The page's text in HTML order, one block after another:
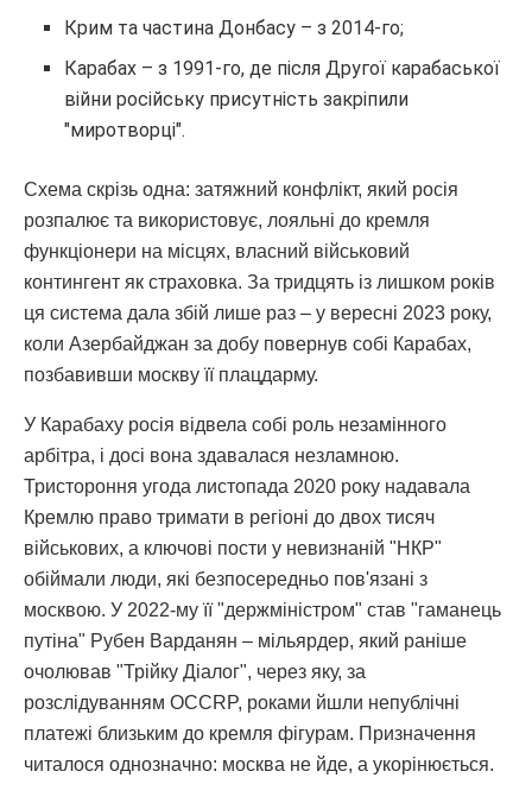
Крим та частина Донбасу – з 2014-го;
Карабах – з 1991-го, де після Другої карабаської
війни російську присутність закріпили
"миротворці".
Схема скрізь одна: затяжний конфлікт, який росія
розпалює та використовує, лояльні до кремля
функціонери на місцях, власний військовий
контингент як страховка. За тридцять із лишком років
ця система дала збій лише раз – у вересні 2023 року,
коли Азербайджан за добу повернув собі Карабах,
позбавивши москву її плацдарму.
У Карабаху росія відвела собі роль незамінного
арбітра, і досі вона здавалася незламною.
Тристороння угода листопада 2020 року надавала
Кремлю право тримати в регіоні до двох тисяч
військових, а ключові пости у невизнаній "НКР"
обіймали люди, які безпосередньо пов'язані з
москвою. У 2022-му її "держміністром" став "гаманець
путіна" Рубен Варданян – мільярдер, який раніше
очолював "Трійку Діалог", через яку, за
розслідуванням OCCRP, роками йшли непублічні
платежі близьким до кремля фігурам. Призначення
читалося однозначно: москва не йде, а укорінюється.